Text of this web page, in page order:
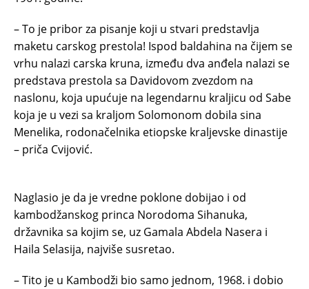
– To je pribor za pisanje koji u stvari predstavlja
maketu carskog prestola! Ispod baldahina na čijem se
vrhu nalazi carska kruna, između dva anđela nalazi se
predstava prestola sa Davidovom zvezdom na
naslonu, koja upućuje na legendarnu kraljicu od Sabe
koja je u vezi sa kraljom Solomonom dobila sina
Menelika, rodonačelnika etiopske kraljevske dinastije
– priča Cvijović.
Naglasio je da je vredne poklone dobijao i od
kambodžanskog princa Norodoma Sihanuka,
državnika sa kojim se, uz Gamala Abdela Nasera i
Haila Selasija, najviše susretao.
– Tito je u Kambodži bio samo jednom, 1968. i dobio